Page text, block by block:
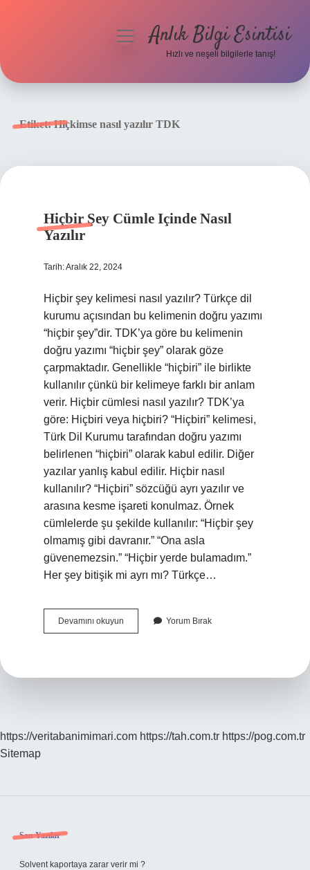
menüyüAnlık Bilgi Esintisi
Hızlı ve neşeli bilgilerle tanış!
Etiket:Hiçkimse nasıl yazılır TDK
Hiçbir Şey Cümle Içinde Nasıl
Yazılır
Tarih: Aralık 22, 2024
Hiçbir şey kelimesi nasıl yazılır? Türkçe dil
kurumu açısından bu kelimenin doğru yazımı
“hiçbir şey”dir. TDK’ya göre bu kelimenin
doğru yazımı “hiçbir şey” olarak göze
çarpmaktadır. Genellikle “hiçbiri” ile birlikte
kullanılır çünkü bir kelimeye farklı bir anlam
verir. Hiçbir cümlesi nasıl yazılır? TDK’ya
göre: Hiçbiri veya hiçbiri? “Hiçbiri” kelimesi,
Türk Dil Kurumu tarafından doğru yazımı
belirlenen “hiçbiri” olarak kabul edilir. Diğer
yazılar yanlış kabul edilir. Hiçbir nasıl
kullanılır? “Hiçbiri” sözcüğü ayrı yazılır ve
arasına kesme işareti konulmaz. Örnek
cümlelerde şu şekilde kullanılır: “Hiçbir şey
olmamış gibi davranır.” “Ona asla
güvenemezsin.” “Hiçbir yerde bulamadım.”
Her şey bitişik mi ayrı mı? Türkçe…
Devamını okuyun
Şey
Yorum Bırak
https://veritabanimimari.com https://tah.com.tr https://pog.com.tr
Sitemap
Sidebar
Son Yazılar
Solvent kaportaya zarar verir mi ?